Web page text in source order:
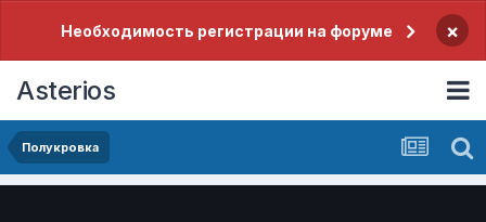
Необходимость регистрации на форуме ×
Asterios
Полукровка